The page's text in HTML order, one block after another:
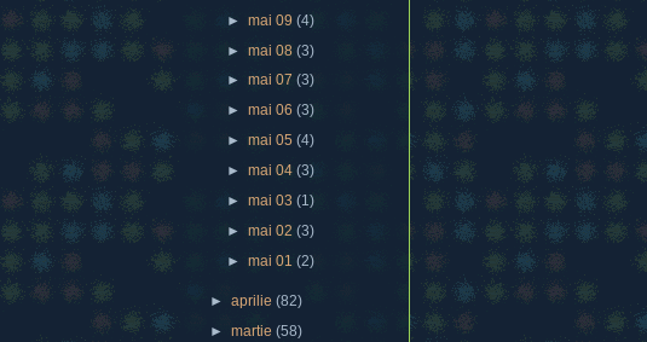
►mai 09(4)
►mai 08(3)
►mai 07(3)
►mai 06(3)
►mai 05(4)
►mai 04(3)
►mai 03(1)
►mai 02(3)
►mai 01(2)
►aprilie(82)
►martie(58)